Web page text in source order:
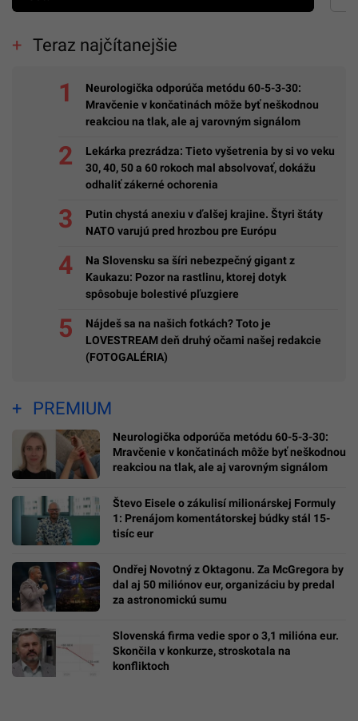
Teraz najčítanejšie
Neurologička odporúča metódu 60-5-3-30:
Mravčenie v končatinách môže byť neškodnou
reakciou na tlak, ale aj varovným signálom
Lekárka prezrádza: Tieto vyšetrenia by si vo veku
30, 40, 50 a 60 rokoch mal absolvovať, dokážu
odhaliť zákerné ochorenia
Putin chystá anexiu v ďalšej krajine. Štyri štáty
NATO varujú pred hrozbou pre Európu
Na Slovensku sa šíri nebezpečný gigant z
Kaukazu: Pozor na rastlinu, ktorej dotyk
spôsobuje bolestivé pľuzgiere
Nájdeš sa na našich fotkách? Toto je
LOVESTREAM deň druhý očami našej redakcie
(FOTOGALÉRIA)
PREMIUM
Neurologička odporúča metódu 60-5-3-30:
Mravčenie v končatinách môže byť neškodnou
reakciou na tlak, ale aj varovným signálom
Števo Eisele o zákulisí milionárskej Formuly
1: Prenájom komentátorskej búdky stál 15-
tisíc eur
Ondřej Novotný z Oktagonu. Za McGregora by
dal aj 50 miliónov eur, organizáciu by predal
za astronomickú sumu
Slovenská firma vedie spor o 3,1 milióna eur.
Skončila v konkurze, stroskotala na
konfliktoch